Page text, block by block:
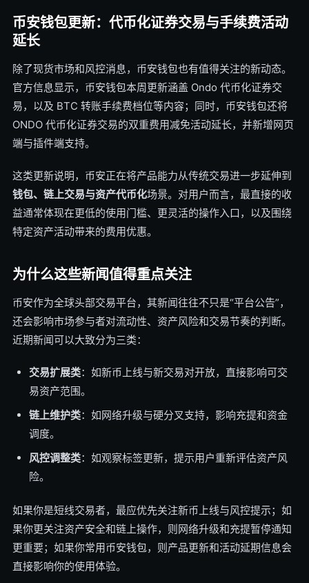
币安钱包更新：代币化证券交易与手续费活动
延长
除了现货市场和风控消息，币安钱包也有值得关注的新动态。
官方信息显示，币安钱包本周更新涵盖 Ondo 代币化证券交
易，以及 BTC 转账手续费档位等内容；同时，币安钱包还将
ONDO 代币化证券交易的双重费用减免活动延长，并新增网页
端与插件端支持。
这类更新说明，币安正在将产品能力从传统交易进一步延伸到
钱包、链上交易与资产代币化场景。对用户而言，最直接的收
益通常体现在更低的使用门槛、更灵活的操作入口，以及围绕
特定资产活动带来的费用优惠。
为什么这些新闻值得重点关注
币安作为全球头部交易平台，其新闻往往不只是“平台公告”，
还会影响市场参与者对流动性、资产风险和交易节奏的判断。
近期新闻可以大致分为三类：
交易扩展类：如新币上线与新交易对开放，直接影响可交
易资产范围。
链上维护类：如网络升级与硬分叉支持，影响充提和资金
调度。
风控调整类：如观察标签更新，提示用户重新评估资产风
险。
如果你是短线交易者，最应优先关注新币上线与风控提示；如
果你更关注资产安全和链上操作，则网络升级和充提暂停通知
更重要；如果你常用币安钱包，则产品更新和活动延期信息会
直接影响你的使用体验。